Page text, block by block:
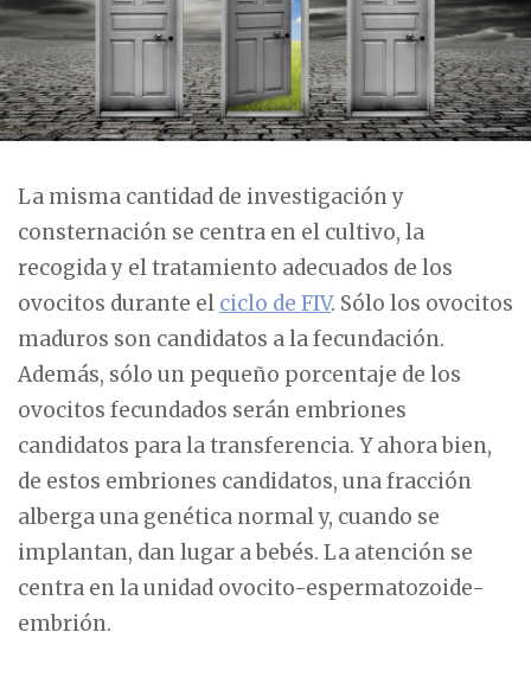
La misma cantidad de investigación y
consternación se centra en el cultivo, la
recogida y el tratamiento adecuados de los
ovocitos durante el ciclo de FIV. Sólo los ovocitos
maduros son candidatos a la fecundación.
Además, sólo un pequeño porcentaje de los
ovocitos fecundados serán embriones
candidatos para la transferencia. Y ahora bien,
de estos embriones candidatos, una fracción
alberga una genética normal y, cuando se
implantan, dan lugar a bebés. La atención se
centra en la unidad ovocito-espermatozoide-
embrión.